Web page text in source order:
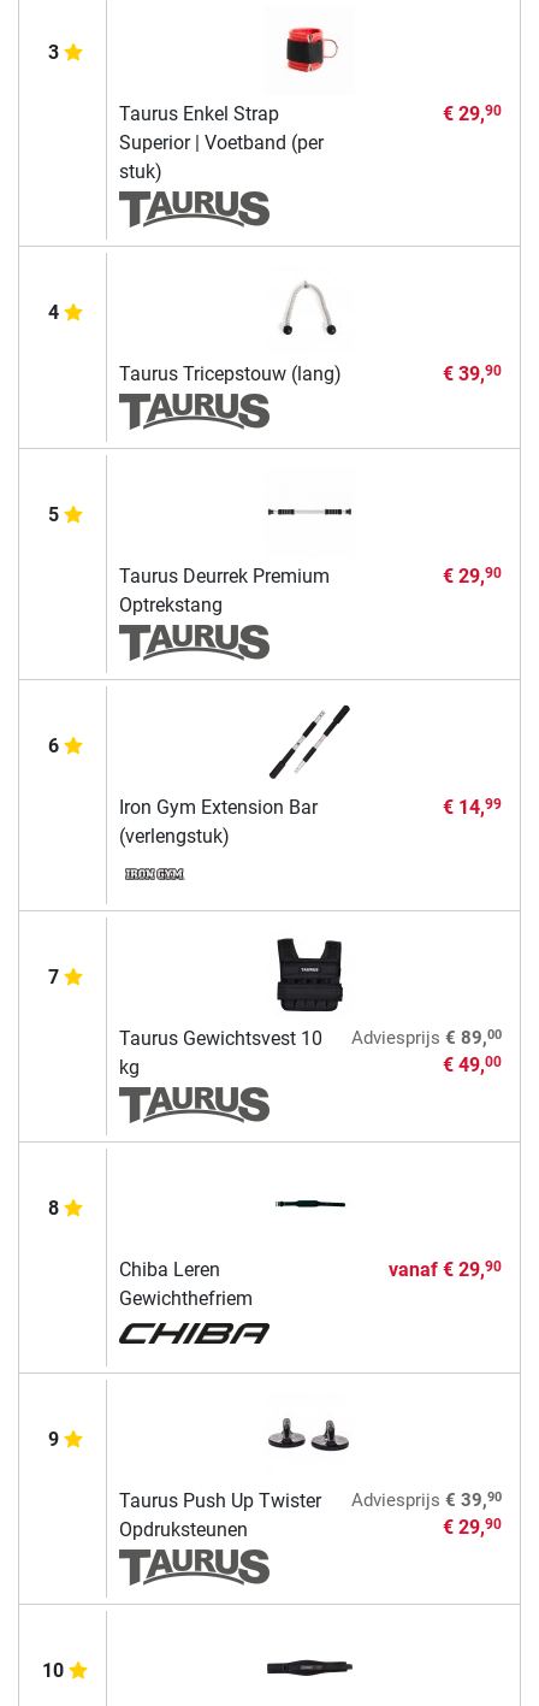
3
Taurus Enkel Strap
Superior | Voetband (per
stuk)
€ 29,90
4
Taurus Tricepstouw (lang) € 39,90
5
Taurus Deurrek Premium
Optrekstang
€ 29,90
6
Iron Gym Extension Bar
(verlengstuk)
€ 14,99
7
Taurus Gewichtsvest 10
kg
Adviesprijs € 89,00
€ 49,00
8
Chiba Leren
Gewichthefriem
vanaf € 29,90
9
Taurus Push Up Twister
Opdruksteunen
Adviesprijs € 39,90
€ 29,90
10